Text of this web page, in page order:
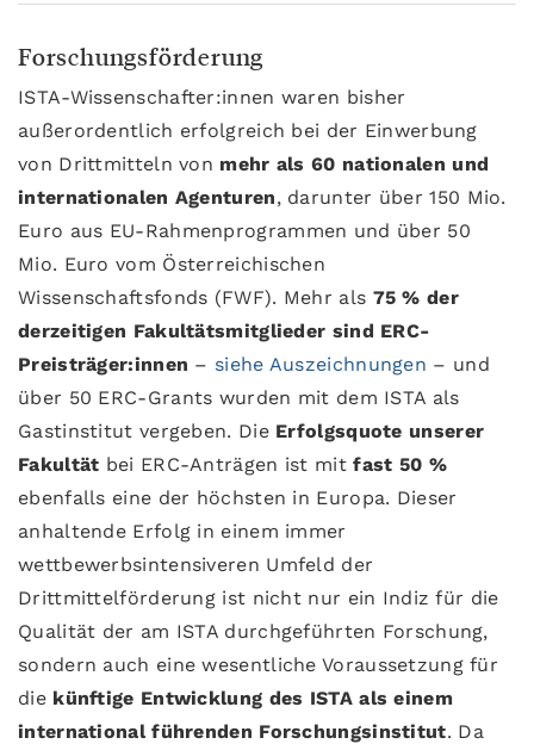
Forschungsförderung
ISTA-Wissenschafter:innen waren bisher
außerordentlich erfolgreich bei der Einwerbung
von Drittmitteln von mehr als 60 nationalen und
internationalen Agenturen, darunter über 150 Mio.
Euro aus EU-Rahmenprogrammen und über 50
Mio. Euro vom Österreichischen
Wissenschaftsfonds (FWF). Mehr als 75 % der
derzeitigen Fakultätsmitglieder sind ERC-
Preisträger:innen – siehe Auszeichnungen – und
über 50 ERC-Grants wurden mit dem ISTA als
Gastinstitut vergeben. Die Erfolgsquote unserer
Fakultät bei ERC-Anträgen ist mitfast 50 %
ebenfalls eine der höchsten in Europa. Dieser
anhaltende Erfolg in einem immer
wettbewerbsintensiveren Umfeld der
Drittmittelförderung ist nicht nur ein Indiz für die
Qualität der am ISTA durchgeführten Forschung,
sondern auch eine wesentliche Voraussetzung für
die künftige Entwicklung des ISTA als einem
international führenden Forschungsinstitut. Da